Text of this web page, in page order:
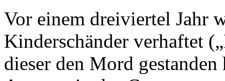
Vor einem dreiviertel Jahr
Kinderschänder verhaftet
dieser den Mord